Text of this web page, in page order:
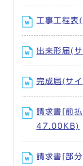
工事工程
出来形届(
完成届(サ
請求書[前
47.00KB)
請求書[部